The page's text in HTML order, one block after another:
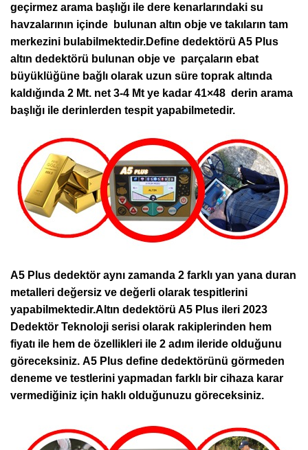
geçirmez arama başlığı ile dere kenarlarındaki su
havzalarının içinde bulunan altın obje ve takıların tam
merkezini bulabilmektedir.Define dedektörü A5 Plus
altın dedektörü bulunan obje ve parçaların ebat
büyüklüğüne bağlı olarak uzun süre toprak altında
kaldığında 2 Mt. net 3-4 Mt ye kadar 41×48 derin arama
başlığı ile derinlerden tespit yapabilmetedir.
A5 Plus dedektör aynı zamanda 2 farklı yan yana duran
metalleri değersiz ve değerli olarak tespitlerini
yapabilmektedir.Altın dedektörü A5 Plus ileri 2023
Dedektör Teknoloji serisi olarak rakiplerinden hem
fiyatı ile hem de özellikleri ile 2 adım ileride olduğunu
göreceksiniz. A5 Plus define dedektörünü görmeden
deneme ve testlerini yapmadan farklı bir cihaza karar
vermediğiniz için haklı olduğunuzu göreceksiniz.